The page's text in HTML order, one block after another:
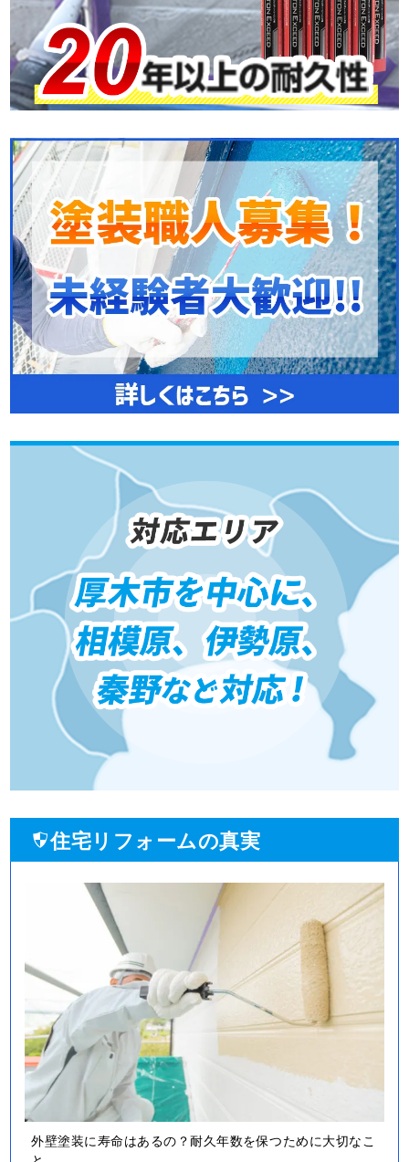
住宅リフォームの真実
外壁塗装に寿命はあるの？耐久年数を保つために大切なこ